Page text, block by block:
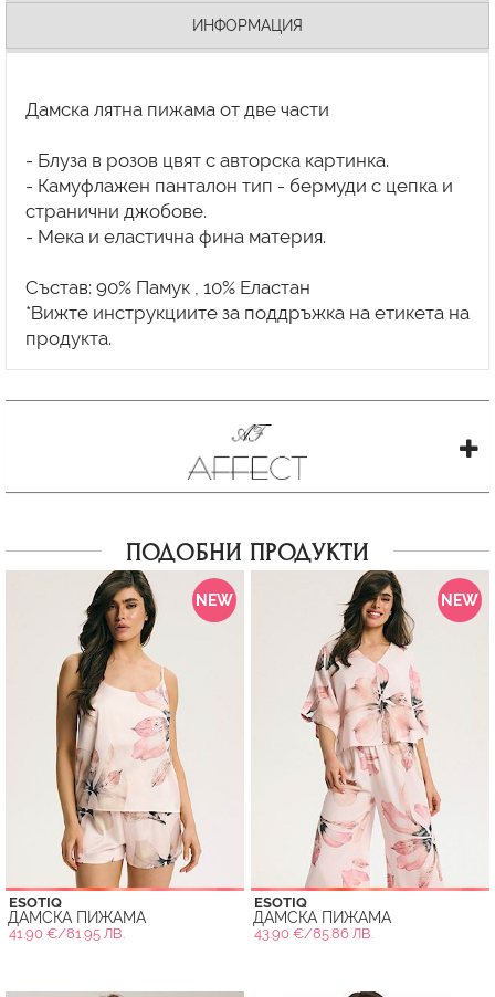
ИНФОРМАЦИЯ
Дамска лятна пижама от две части
- Блуза в розов цвят с авторска картинка.
- Камуфлажен панталон тип - бермуди с цепка и
странични джобове.
- Мека и еластична фина материя.
Състав: 90% Памук , 10% Еластан
*Вижте инструкциите за поддръжка на етикета на
ПОДОБНИ ПРОДУКТИ
NEW
ESOTIQ
ДАМСКА ПИЖАМА
41.90 €/81.95 ЛВ.
NEW
ESOTIQ
ДАМСКА ПИЖАМА
43.90 €/85.86 ЛВ.